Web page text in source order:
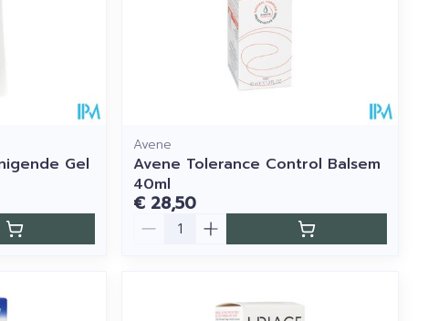
Gel
Avene
Avene Tolerance Control Balsem
40ml
€ 28,50
Aantal